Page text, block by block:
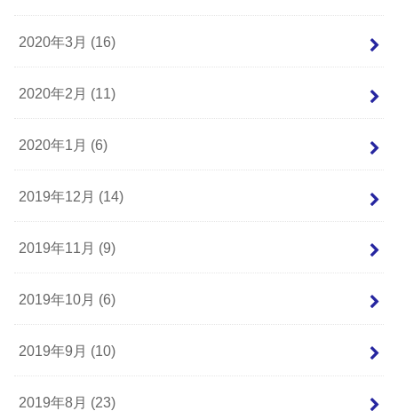
2020年3月 (16)
2020年2月 (11)
2020年1月 (6)
2019年12月 (14)
2019年11月 (9)
2019年10月 (6)
2019年9月 (10)
2019年8月 (23)